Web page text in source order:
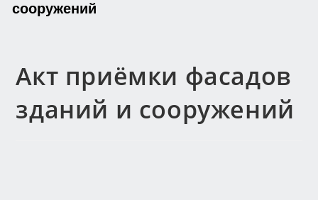
сооружений
Акт приёмки фасадов
зданий и сооружений